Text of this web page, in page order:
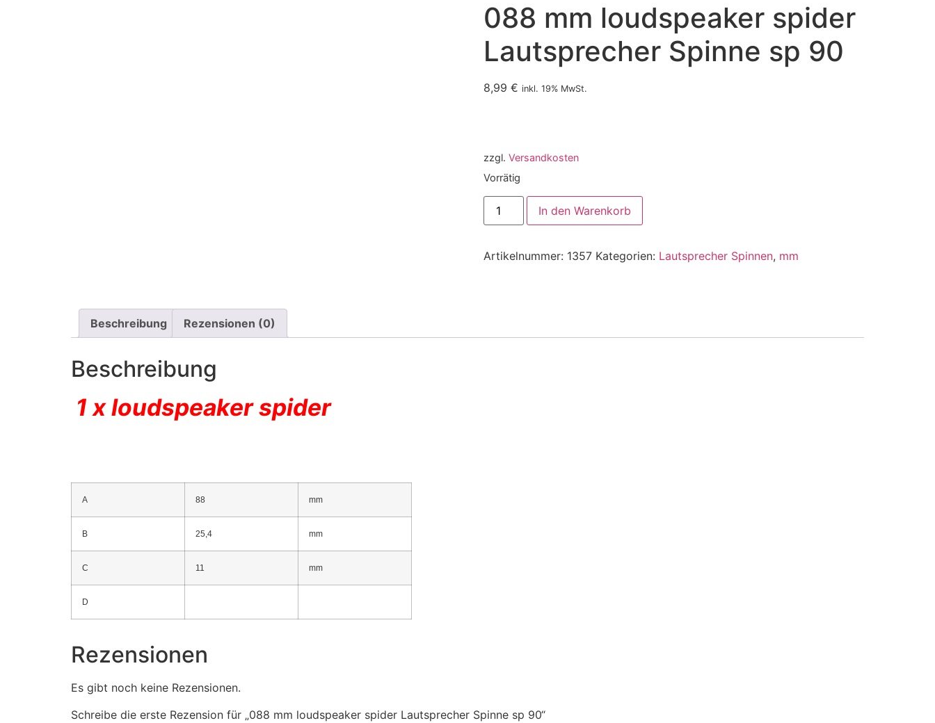
088 mm loudspeaker spider
Lautsprecher Spinne sp 90
8,99 € inkl. 19% MwSt.
zzgl. Versandkosten
Vorrätig
In den Warenkorb
Artikelnummer: 1357 Kategorien: Lautsprecher Spinnen, mm
Beschreibung Rezensionen (0)
Beschreibung
1 x loudspeaker spider
A 88 mm
B 25,4 mm
C 11 mm
D
Rezensionen
Es gibt noch keine Rezensionen.
Schreibe die erste Rezension für „088 mm loudspeaker spider Lautsprecher Spinne sp 90“